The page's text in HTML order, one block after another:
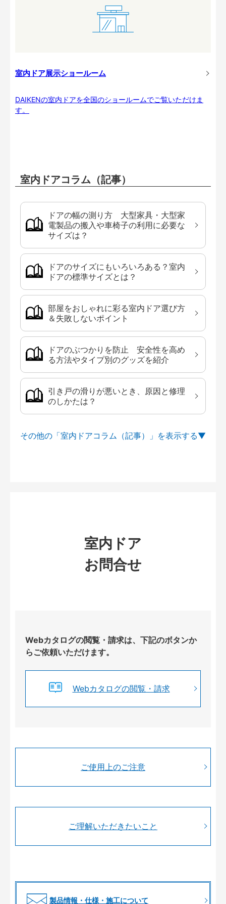
室内ドア展示ショールーム
DAIKENの室内ドアを全国のショールームでご覧いただけま
す。
室内ドアコラム（記事）
ドアの幅の測り方 大型家具・大型家
電製品の搬入や車椅子の利用に必要な
サイズは？
ドアのサイズにもいろいろある？室内
ドアの標準サイズとは？
部屋をおしゃれに彩る室内ドア選び方
＆失敗しないポイント
ドアのぶつかりを防止 安全性を高め
る方法やタイプ別のグッズを紹介
引き戸の滑りが悪いとき、原因と修理
のしかたは？
その他の「室内ドアコラム（記事）」を
室内ドア
お問合せ
Webカタログの閲覧・請求は、下記のボタンか
らご依頼いただけます。
Webカタログの閲覧・請求
ご使用上のご注意
ご理解いただきたいこと
製品情報・仕様・施工について